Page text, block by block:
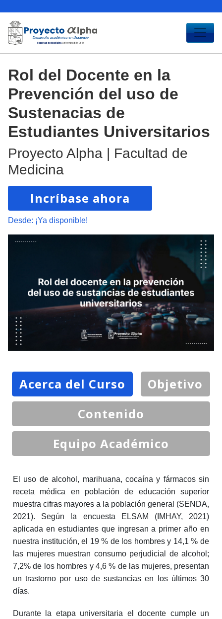
Rol del Docente en la
Prevención del uso de
Sustenacias de
Estudiantes Universitarios
Proyecto Alpha | Facultad de
Medicina
Incríbase ahora
Desde: ¡Ya disponible!
Acerca del Curso
Objetivo
Contenido
Equipo Académico
El uso de alcohol, marihuana, cocaína y fármacos sin
receta médica en población de educación superior
muestra cifras mayores a la población general (SENDA,
2021). Según la encuesta ELSAM (IMHAY, 2021)
aplicada en estudiantes que ingresan a primer año en
nuestra institución, el 19 % de los hombres y 14,1 % de
las mujeres muestran consumo perjudicial de alcohol;
7,2% de los hombres y 4,6 % de las mujeres, presentan
un trastorno por uso de sustancias en los últimos 30
días.
Durante la etapa universitaria el docente cumple un